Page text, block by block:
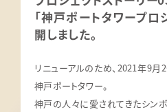
「神戸ポートタワープロ
開しました。
リニューアルのため、2021年9
神戸ポートタワー。
神戸の人々に愛されてきたシン